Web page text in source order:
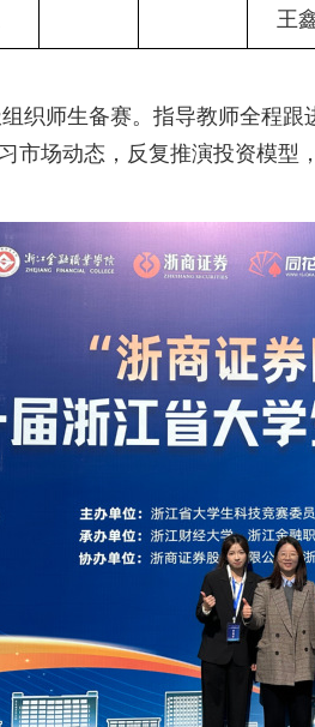
王
师生备赛。指导教师全程跟
市场动态，反复推演投资模